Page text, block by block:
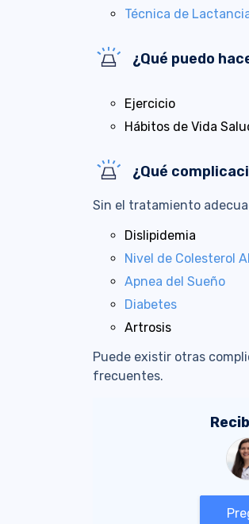
Técnica de
¿Qué puedo
Ejercicio
Hábitos de Vida
¿Qué
Sin el tratamiento
Dislipidemia
Nivel de Colesterol
Apnea del Sueño
Diabetes
Artrosis
Puede existir otras
frecuentes.